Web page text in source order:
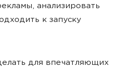
анализировать
к запуску
для впечатляющих